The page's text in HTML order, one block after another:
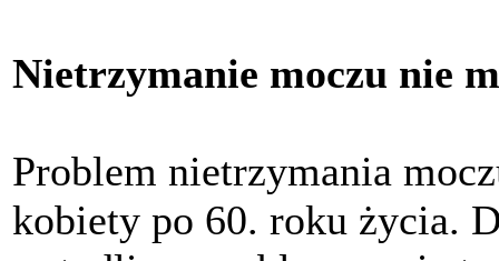
Nietrzymanie moczu nie
Problem nietrzymania
kobiety po 60. roku życia.